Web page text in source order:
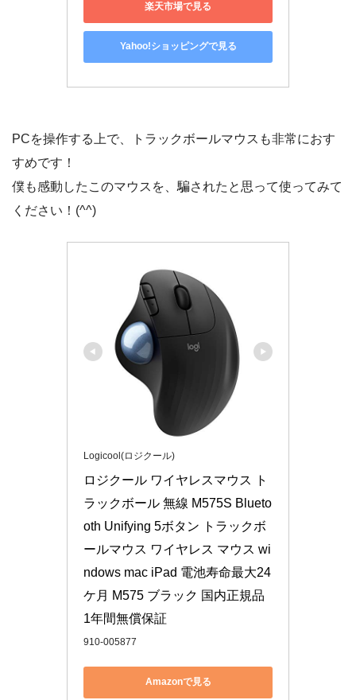
楽天市場で見る
Yahoo!ショッピングで見る
PCを操作する上で、トラックボールマウスも非常におす
すめです！
僕も感動したこのマウスを、騙されたと思って使ってみて
ください！(^^)
Logicool(ロジクール)
ロジクール ワイヤレスマウス ト
ラックボール 無線 M575S Blueto
oth Unifying 5ボタン トラックボ
ールマウス ワイヤレス マウス wi
ndows mac iPad 電池寿命最大24
ケ月 M575 ブラック 国内正規品
1年間無償保証
910-005877
Amazonで見る